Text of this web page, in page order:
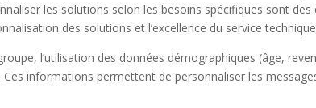
les solutions selon les besoins spécifiques sont
des solutions et l’excellence du service
l’utilisation des données démographiques (âge,
informations permettent de personnaliser les